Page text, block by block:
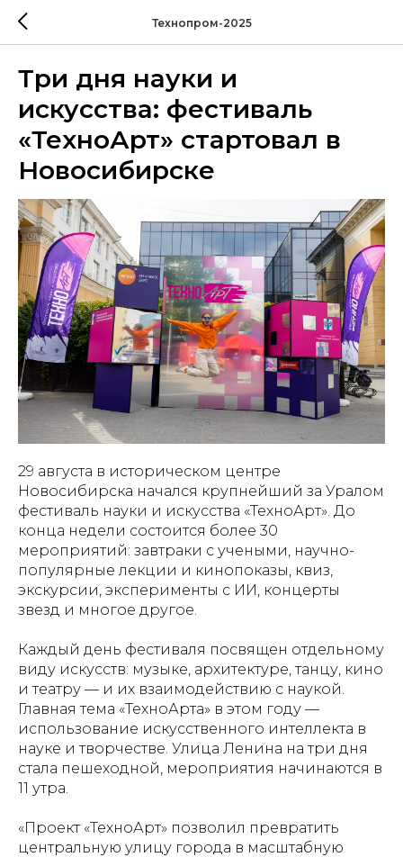
Технопром-2025
Три дня науки и
искусства: фестиваль
«ТехноАрт» стартовал в
Новосибирске
29 августа в историческом центре
Новосибирска начался крупнейший за Уралом
фестиваль науки и искусства «ТехноАрт». До
конца недели состоится более 30
мероприятий: завтраки с учеными, научно-
популярные лекции и кинопоказы, квиз,
экскурсии, эксперименты с ИИ, концерты
звезд и многое другое.
Каждый день фестиваля посвящен отдельному
виду искусств: музыке, архитектуре, танцу, кино
и театру — и их взаимодействию с наукой.
Главная тема «ТехноАрта» в этом году —
использование искусственного интеллекта в
науке и творчестве. Улица Ленина на три дня
стала пешеходной, мероприятия начинаются в
11 утра.
«Проект «ТехноАрт» позволил превратить
центральную улицу города в масштабную